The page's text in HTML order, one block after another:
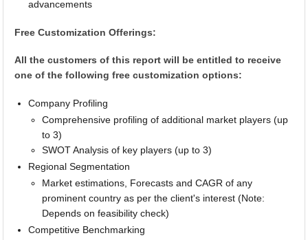
advancements
Free Customization Offerings:
All the customers of this report will be entitled to receive
one of the following free customization options:
Company Profiling
Comprehensive profiling of additional market players (up
to 3)
SWOT Analysis of key players (up to 3)
Regional Segmentation
Market estimations, Forecasts and CAGR of any
prominent country as per the client's interest (Note:
Depends on feasibility check)
Competitive Benchmarking